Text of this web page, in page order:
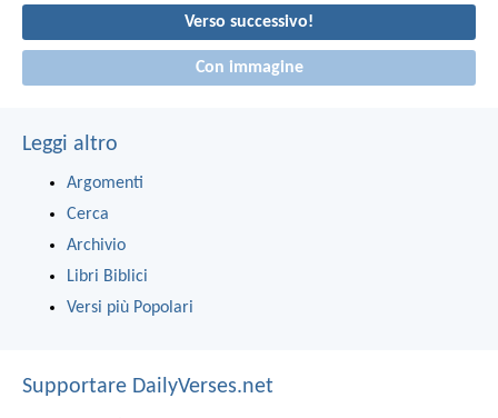
Verso successivo!
Con immagine
Leggi altro
Argomenti
Cerca
Archivio
Libri Biblici
Versi più Popolari
Supportare DailyVerses.net